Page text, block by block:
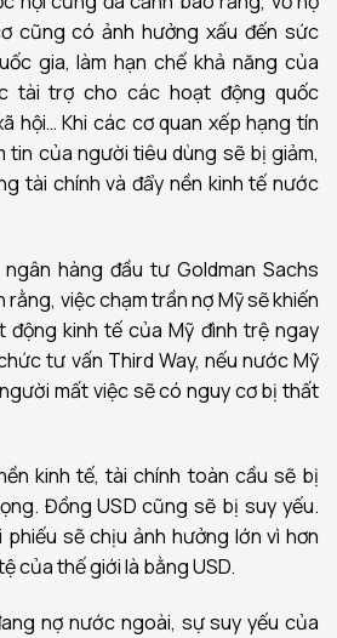
cũng có ảnh hưởng xấu đến sức
gia, làm hạn chế khả năng của
tài trợ cho các hoạt động quốc
hội… Khi các cơ quan xếp hạng tín
tin của người tiêu dùng sẽ bị giảm,
tài chính và đẩy nền kinh tế nước
hàng đầu tư Goldman Sachs
việc chạm trần nợ Mỹ sẽ khiến
động kinh tế của Mỹ đình trệ ngay
tư vấn Third Way, nếu nước Mỹ
mất việc sẽ có nguy cơ bị thất
kinh tế, tài chính toàn cầu sẽ bị
Đồng USD cũng sẽ bị suy yếu.
sẽ chịu ảnh hưởng lớn vì hơn
của thế giới là bằng USD.
nợ nước ngoài, sự suy yếu của